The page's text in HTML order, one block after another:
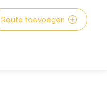
Route toevoegen